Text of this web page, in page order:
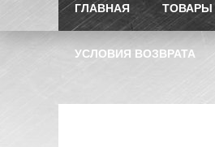
ГЛАВНАЯ ТОВАРЫ
УСЛОВИЯ ВОЗВРАТА